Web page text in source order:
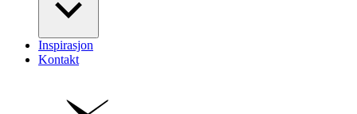
Inspirasjon
Kontakt